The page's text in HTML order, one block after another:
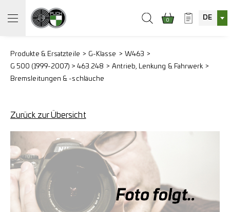
0 DE
Produkte & Ersatzteile G-Klasse
W463
G 500 (1999-2007) > 463.248
Antrieb, Lenkung & Fahrwerk
Bremsleitungen & -schläuche
Zurück zur Übersicht